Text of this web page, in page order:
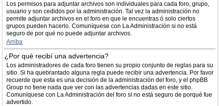
Los permisos para adjuntar archivos son individuales para cada foro, grupo,
usuario y son cedidos por la administración. Tal vez la administración no
permite adjuntar archivos en el foro en que le encuentras ó solo ciertos
grupos pueden hacerlo. Comuníquese con La Administración si no está
seguro de por qué no puede adjuntar archivos.
Arriba
¿Por qué recibí una advertencia?
Los administradores de cada foro tienen su propio conjunto de reglas para su
sitio. Si ha quebrantado alguna regla puede recibir una advertencia. Por favor
recuerde que esta es una decisión de la administración del foro, y el phpBB
Group no tiene nada que ver con las advertencias dadas en este sitio.
Comuníquese con La Administración del foro si no está seguro de porqué fue
advertido.